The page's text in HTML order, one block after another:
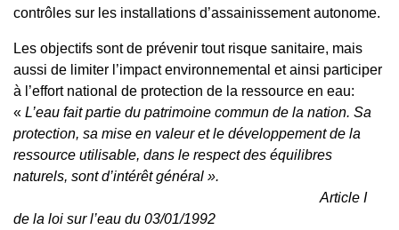
contrôles sur les installations d’assainissement autonome.
Les objectifs sont de prévenir tout risque sanitaire, mais
aussi de limiter l’impact environnemental et ainsi participer
à l’effort national de protection de la ressource en eau:
« L’eau fait partie du patrimoine commun de la nation. Sa
protection, sa mise en valeur et le développement de la
ressource utilisable, dans le respect des équilibres
naturels, sont d’intérêt général ».
Article I
de la loi sur l’eau du 03/01/1992